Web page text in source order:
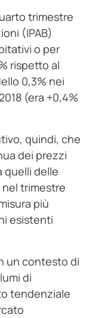
trimestre
(IPAB)
o per
rispetto al
0,3% nei
(era +0,4%
quindi, che
dei prezzi
quelli delle
nel trimestre
più
esistenti
un contesto di
di
tendenziale